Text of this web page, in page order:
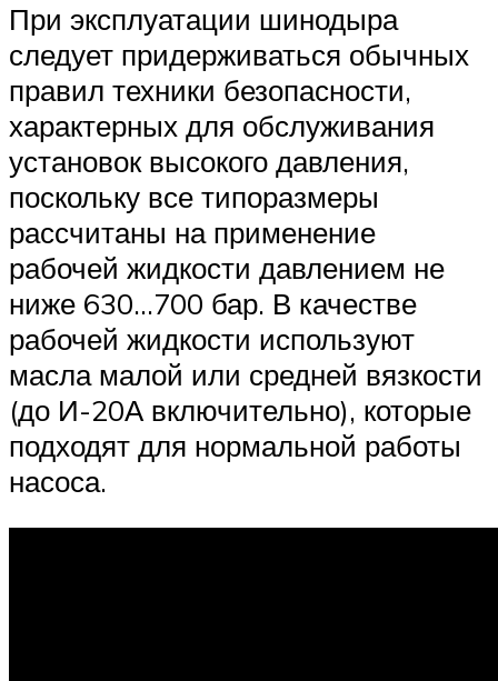
При эксплуатации шинодыра
следует придерживаться обычных
правил техники безопасности,
характерных для обслуживания
установок высокого давления,
поскольку все типоразмеры
рассчитаны на применение
рабочей жидкости давлением не
ниже 630…700 бар. В качестве
рабочей жидкости используют
масла малой или средней вязкости
(до И-20А включительно), которые
подходят для нормальной работы
насоса.